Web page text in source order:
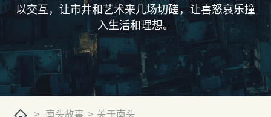
以交互，让市井和艺术来⼏场切磋，让喜怒哀乐撞
⼊⽣活和理想。
> 南头故事 > 关于南头